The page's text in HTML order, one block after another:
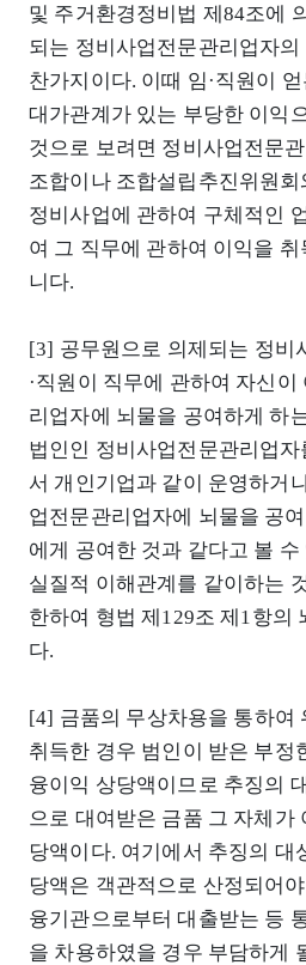
및 주거환경정비법 제84조에
되는 정비사업전문관리업자의
찬가지이다. 이때 임·직원이
대가관계가 있는 부당한 이익
것으로 보려면 정비사업전문
조합이나 조합설립추진위원
정비사업에 관하여 구체적인
여 그 직무에 관하여 이익을
니다.
[3] 공무원으로 의제되는 정비
·직원이 직무에 관하여 자신
리업자에 뇌물을 공여하게 하
법인인 정비사업전문관리업
서 개인기업과 같이 운영하거
업전문관리업자에 뇌물을 공
에게 공여한 것과 같다고 볼 수
실질적 이해관계를 같이하는
한하여 형법 제129조 제1항의
다.
[4] 금품의 무상차용을 통하여
취득한 경우 범인이 받은 부정
융이익 상당액이므로 추징의
으로 대여받은 금품 그 자체가
당액이다. 여기에서 추징의 대
당액은 객관적으로 산정되어
융기관으로부터 대출받는 등
을 차용하였을 경우 부담하게